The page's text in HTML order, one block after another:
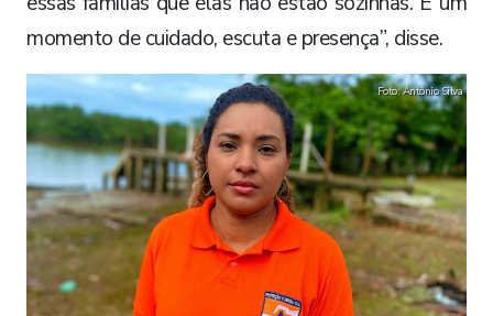
momento de cuidado, escuta e presença”, disse.
Foto: Antônio Silva